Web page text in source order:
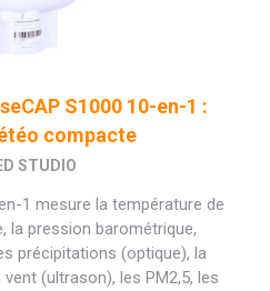
S1000 10-en-1 :
compacte
STUDIO
1 mesure la température de
la pression barométrique,
précipitations (optique), la
(ultrason), les PM2,5, les